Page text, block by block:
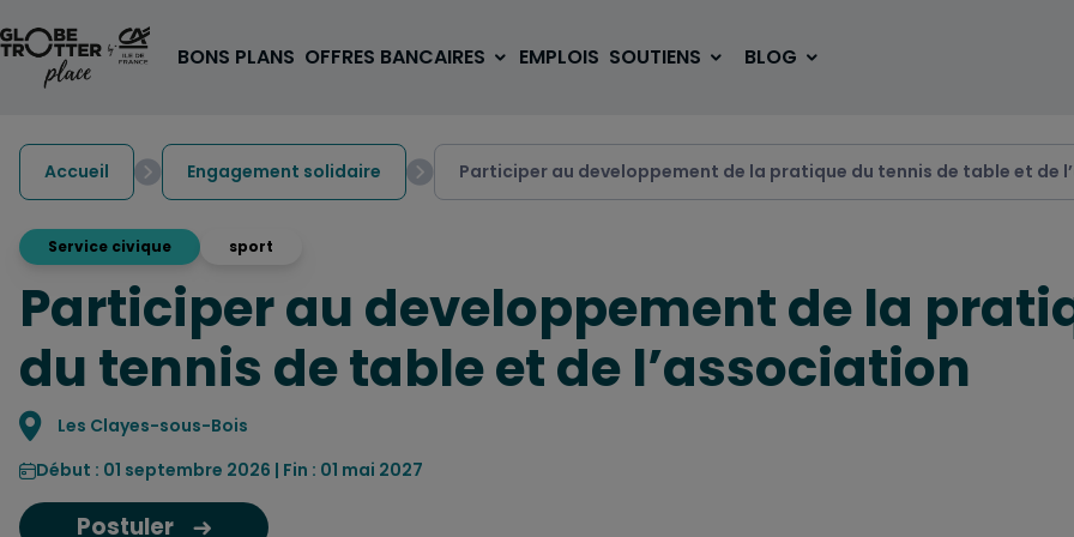
BONS PLANS OFFRES BANCAIRES EMPLOIS SOUTIENS BLOG
A PARTIR DE 3€
1 carte, 0 frais à l'étranger
pour les 18/30 ans VOYAGER ÉTUDIER
Accueil Engagement solidaire Participer au developpement de la pratique du tennis de table et de
Service civique sport
Participer au developpement de la
du tennis de table et de l’association
Localisation
Les Clayes-sous-Bois
Début : 01 septembre 2026 | Fin : 01 mai 2027
Postuler